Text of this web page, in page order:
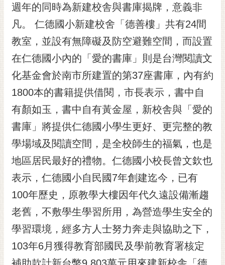
螢
光
花
泉
桐
花
祭
網
站
導
覽
訂
閱
RSS
訂
閱
電
子
報
週年的同時為新建校舎與書庫揭牌，意義非
凡。 仁德國小新建校舍「德善樓」共有24間
教室，並設有無障礙及防空避難空間，而設置
在仁德國小內的「愛的書庫」則是台灣閱讀文
化基金會於南市所建置的第37座書庫，內有約
1800本的書籍提供借閱，市長表示，書中自
有顏如玉，書中自有黃金屋，新校舎與「愛的
書庫」將提供仁德國小學生更好、更完整的教
學場域及閱讀空間，是全校師生的福氣，也是
地區居民最好的禮物。仁德國小校長曾文欽也
表示，仁德國小自民國7年創建迄今，已有
100年歷史，原教學大樓因年代久遠設備漸趨
老舊，不敷學生學習所用，為營造學生安全的
學習環境，經多方人士努力奔走與協助之下，
103年6月獲得教育部國民及學前教育署核定